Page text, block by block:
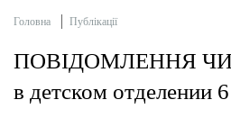
Головна Публікації
ПОВІДОМЛЕННЯ
в детском отделении